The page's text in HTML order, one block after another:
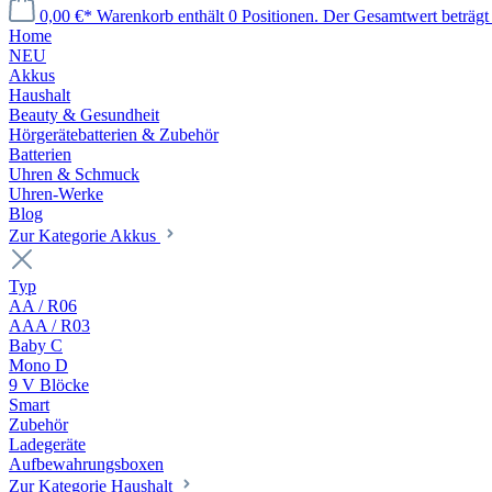
0,00 €* Warenkorb enthält 0 Positionen. Der Gesamtwert
Home
NEU
Akkus
Haushalt
Beauty & Gesundheit
Hörgerätebatterien & Zubehör
Batterien
Uhren & Schmuck
Uhren-Werke
Blog
Zur Kategorie Akkus
Typ
AA / R06
AAA / R03
Baby C
Mono D
9 V Blöcke
Smart
Zubehör
Ladegeräte
Aufbewahrungsboxen
Zur Kategorie Haushalt